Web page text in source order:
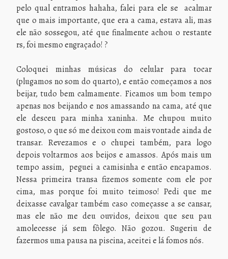
pelo qual entramos hahaha, falei para ele se acalmar
que o mais importante, que era a cama, estava ali, mas
ele não sossegou, até que finalmente achou o restante
rs, foi mesmo engraçado! ?
Coloquei minhas músicas do celular para tocar
(plugamos no som do quarto), e então começamos a nos
beijar, tudo bem calmamente. Ficamos um bom tempo
apenas nos beijando e nos amassando na cama, até que
ele desceu para minha xaninha. Me chupou muito
gostoso, o que só me deixou com mais vontade ainda de
transar. Revezamos e o chupei também, para logo
depois voltarmos aos beijos e amassos. Após mais um
tempo assim, peguei a camisinha e então encapamos.
Nessa primeira transa fizemos somente com ele por
cima, mas porque foi muito teimoso! Pedi que me
deixasse cavalgar também caso começasse a se cansar,
mas ele não me deu ouvidos, deixou que seu pau
amolecesse já sem fôlego. Não gozou. Sugeriu de
fazermos uma pausa na piscina, aceitei e lá fomos nós.